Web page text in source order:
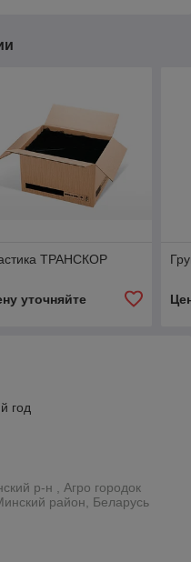
ТРАНСКОР
уточняйте
год
р-н , Агро городок
район, Беларусь